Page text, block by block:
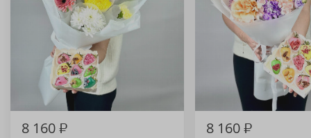
8 160₽ 8 160₽